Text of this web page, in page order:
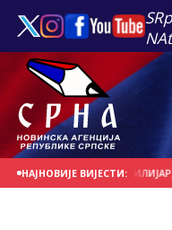
НАЈНОВИЈЕ ВИЈЕСТИ:
ТРИ ГОДИНЕ 7,4 МИЛИЈАРДЕ КМ